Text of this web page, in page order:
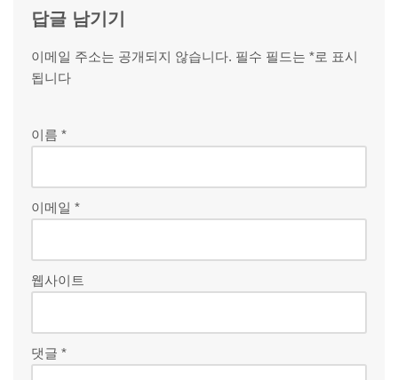
답글 남기기
이메일 주소는 공개되지 않습니다. 필수 필드는 *로 표시
됩니다
이름 *
이메일 *
웹사이트
댓글 *